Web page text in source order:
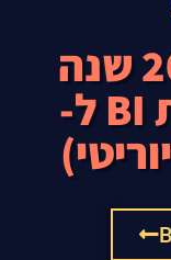
מומחים מעל -20 שנה
בפיתוח מערכות BI ל-